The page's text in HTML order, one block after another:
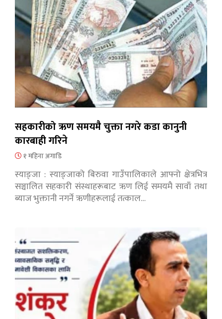
सहकारीको ऋण समयमै चुक्ता नगरे कडा कानुनी
कारबाही गरिने
१ महिना अगाडि
स्याङ्जा : स्याङ्जाको बिरुवा गाउँपालिकाले आफ्नो क्षेत्रभित्र
सञ्चालित सहकारी संस्थाहरूबाट ऋण लिई समयमै सावाँ तथा
ब्याज भुक्तानी नगर्ने ऋणीहरूलाई तत्काल…